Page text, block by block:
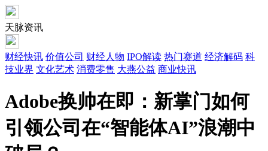
天脉资讯
财经快讯 价值公司 财经人物 IPO解读 热门赛道 经济解码 科
技业界 文化艺术 消费零售 大燕公益 商业快讯
Adobe换帅在即：新掌门如何
引领公司在“智能体AI”浪潮中